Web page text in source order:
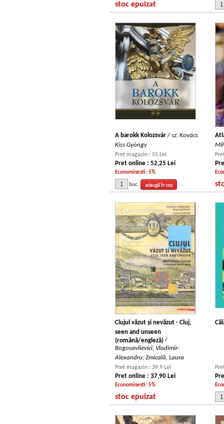
stoc epuizat
A barokk Kolozsvár / sz. Kovács
Kiss Gyöngy
Pret magazin : 55 Lei
Pret online : 52,25 Lei
Economisesti : 5%
buc.
Clujul văzut și nevăzut - Cluj,
seen and unseen
(română/engleză) /
Bogosavlievici, Vladimir-
Alexandru; Zmicală, Laura
Pret magazin : 39,9 Lei
Pret online : 37,90 Lei
Economisesti : 5%
stoc epuizat